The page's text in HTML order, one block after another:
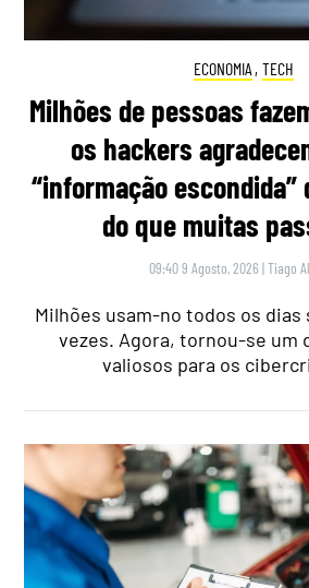
ECONOMIA , TECH
Milhões de pessoas
os hackers
“informação escondida”
do que muitas
09:40 9 Agosto, 2026 |Tiago
Milhões usam-no todos os dias
vezes. Agora, tornou-se um
valiosos para os